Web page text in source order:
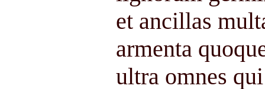
et ancillas
armenta
ultra omnes